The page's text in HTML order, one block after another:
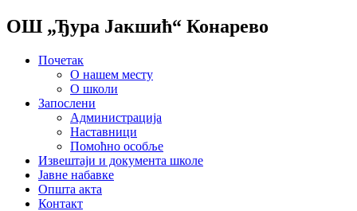
ОШ „Ђура Јакшић“ Конарево
Почетак
О нашем месту
О школи
Запослени
Администрација
Наставници
Помоћно особље
Извештаји и документа школе
Јавне набавке
Општа акта
Контакт